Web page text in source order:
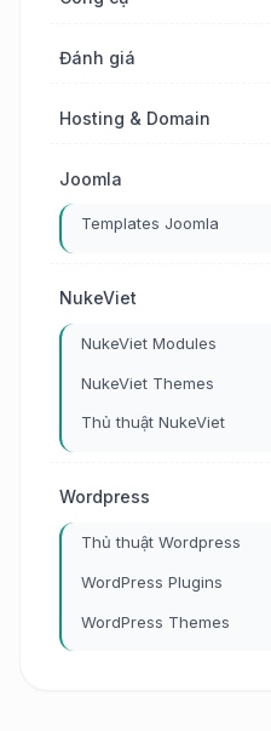
Đánh giá
Hosting & Domain
Joomla
Templates Joomla
NukeViet
NukeViet Modules
NukeViet Themes
Thủ thuật NukeViet
Wordpress
Thủ thuật Wordpress
WordPress Plugins
WordPress Themes